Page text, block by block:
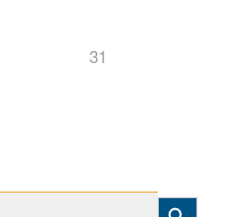
31
Search Button